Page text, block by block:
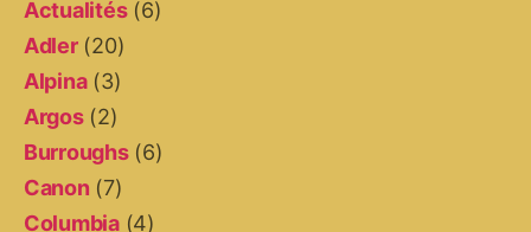
Actualités(6)
Adler(20)
Alpina(3)
Argos(2)
Burroughs(6)
Canon (7)
Columbia(4)